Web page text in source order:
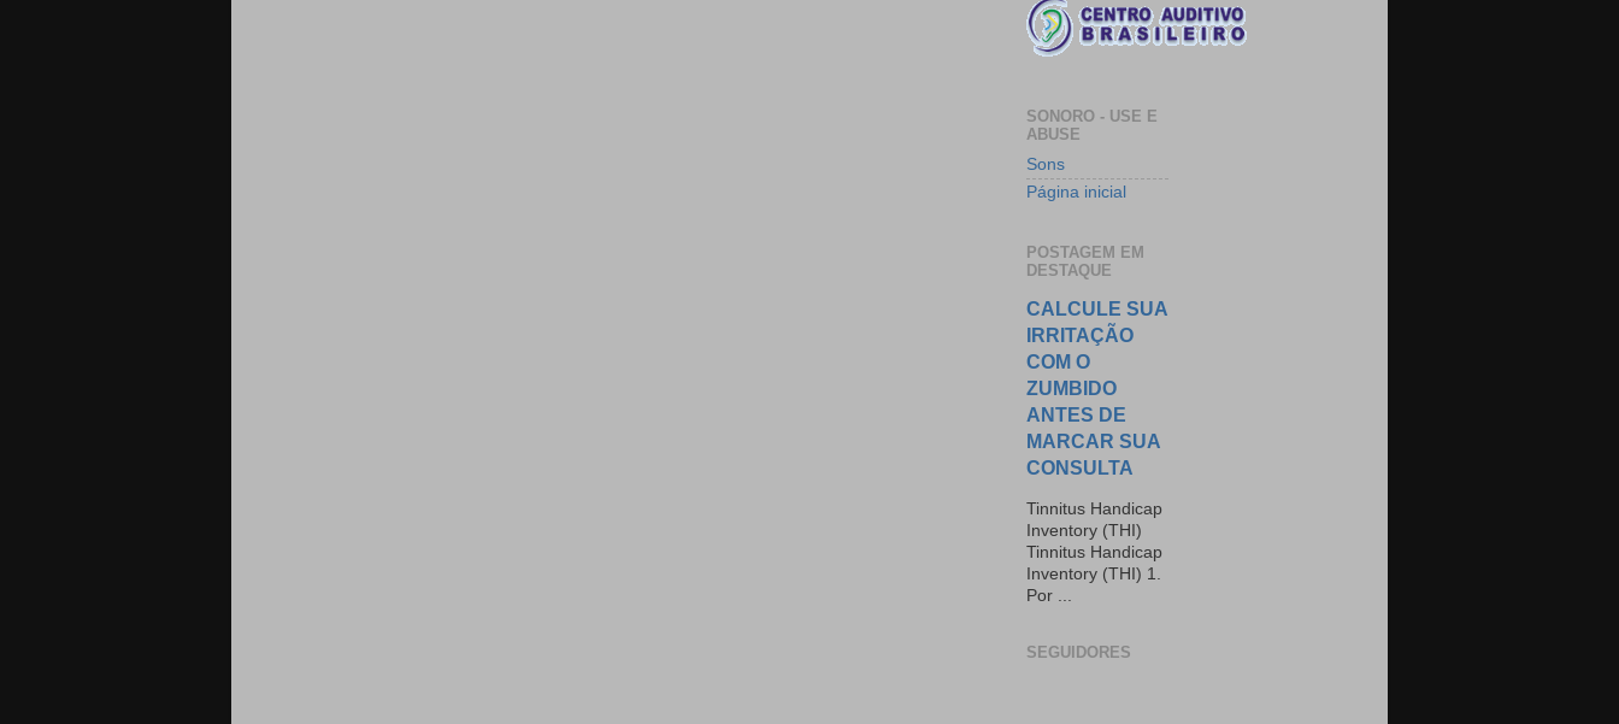
SONORO - USE E
ABUSE
Sons
Página inicial
POSTAGEM EM
DESTAQUE
CALCULE SUA
IRRITAÇÃO
COM O
ZUMBIDO
ANTES DE
MARCAR SUA
CONSULTA
Tinnitus Handicap
Inventory (THI)
Tinnitus Handicap
Inventory (THI) 1.
Por ...
SEGUIDORES